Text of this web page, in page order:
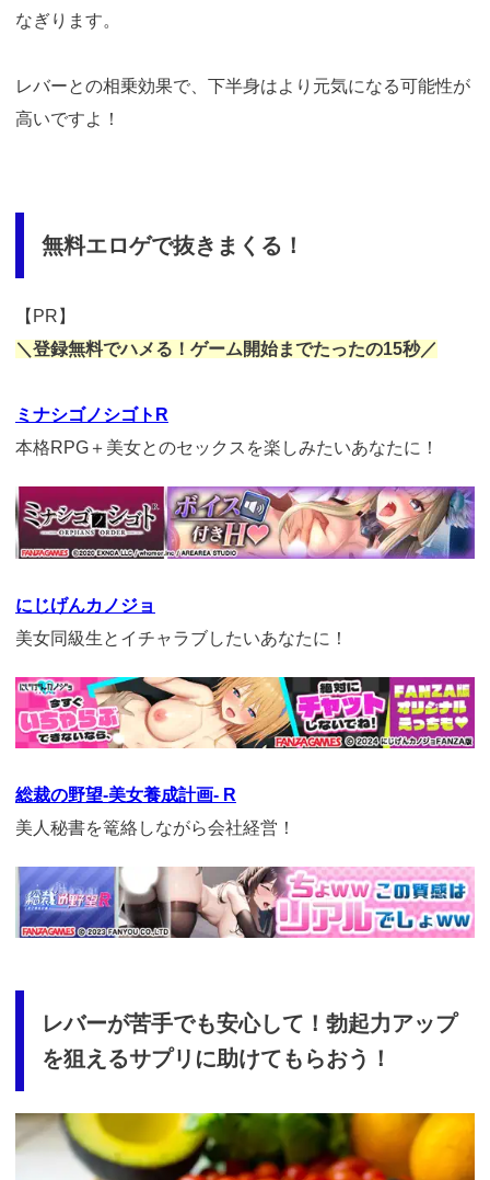
なぎります。
レバーとの相乗効果で、下半身はより元気になる可能性が
高いですよ！
無料エロゲで抜きまくる！
【PR】
＼登録無料でハメる！ゲーム開始までたったの15秒／
ミナシゴノシゴトR
本格RPG＋美女とのセックスを楽しみたいあなたに！
https://cv-
measurement.com/ad/p/r?
medium=261&ad=1028&creative=908
にじげんカノジョ
美女同級生とイチャラブしたいあなたに！
https://cv-
measurement.com/ad/p/r?
medium=261&ad=687&creative=590
総裁の野望-美女養成計画- R
美人秘書を篭絡しながら会社経営！
https://cv-
measurement.com/ad/p/r?
medium=261&ad=990&creative=870
レバーが苦手でも安心して！勃起力アップ
を狙えるサプリに助けてもらおう！